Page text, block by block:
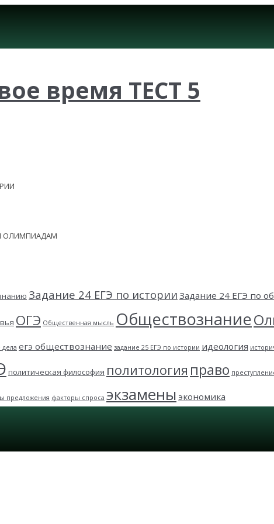
время ТЕСТ 5
ОЛИМПИАДАМ
Задание 24 ЕГЭ по истории Задание 24 ЕГЭ по
ОГЭ Общественная мысль Обществознание
егэ обществознание задание 25 ЕГЭ по истории идеология
политическая философия политология право
предложения факторы спроса экзамены экономика